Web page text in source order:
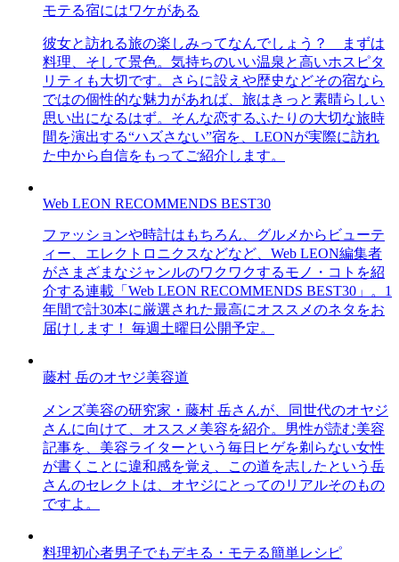
モテる宿にはワケがある
彼女と訪れる旅の楽しみってなんでしょう？ まずは
料理、そして景色。気持ちのいい温泉と高いホスピタ
リティも大切です。さらに設えや歴史などその宿なら
ではの個性的な魅力があれば、旅はきっと素晴らしい
思い出になるはず。そんな恋するふたりの大切な旅時
間を演出する“ハズさない”宿を、LEONが実際に訪れ
た中から自信をもってご紹介します。
Web LEON RECOMMENDS BEST30
ファッションや時計はもちろん、グルメからビューテ
ィー、エレクトロニクスなどなど、Web LEON編集者
がさまざまなジャンルのワクワクするモノ・コトを紹
介する連載「Web LEON RECOMMENDS BEST30」。1
年間で計30本に厳選された最高にオススメのネタをお
届けします！ 毎週土曜日公開予定。
藤村 岳のオヤジ美容道
メンズ美容の研究家・藤村 岳さんが、同世代のオヤジ
さんに向けて、オススメ美容を紹介。男性が読む美容
記事を、美容ライターという毎日ヒゲを剃らない女性
が書くことに違和感を覚え、この道を志したという岳
さんのセレクトは、オヤジにとってのリアルそのもの
ですよ。
料理初心者男子でもデキる・モテる簡単レシピ